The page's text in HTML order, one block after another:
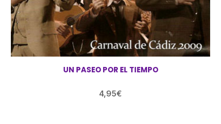
UN PASEO POR EL TIEMPO
4,95€